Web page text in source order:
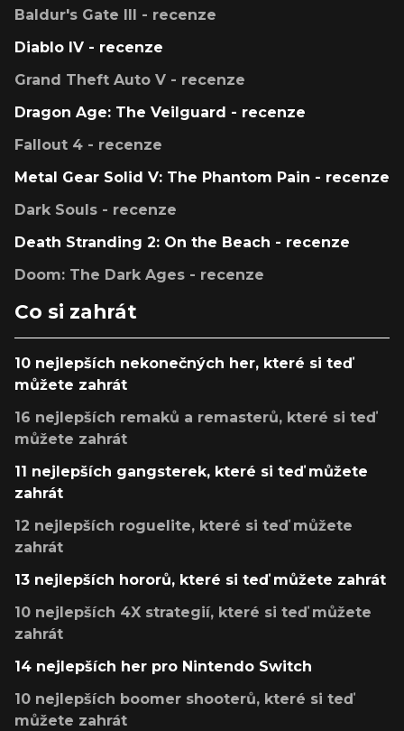
Baldur's Gate III - recenze
Diablo IV - recenze
Grand Theft Auto V - recenze
Dragon Age: The Veilguard - recenze
Fallout 4 - recenze
Metal Gear Solid V: The Phantom Pain - recenze
Dark Souls - recenze
Death Stranding 2: On the Beach - recenze
Doom: The Dark Ages - recenze
Co si zahrát
10 nejlepších nekonečných her, které si teď
můžete zahrát
16 nejlepších remaků a remasterů, které si teď
můžete zahrát
11 nejlepších gangsterek, které si teď můžete
zahrát
12 nejlepších roguelite, které si teď můžete
zahrát
13 nejlepších hororů, které si teď můžete zahrát
10 nejlepších 4X strategií, které si teď můžete
zahrát
14 nejlepších her pro Nintendo Switch
10 nejlepších boomer shooterů, které si teď
můžete zahrát